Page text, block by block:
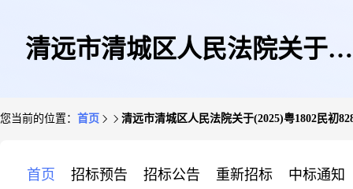
清远市清城区人民法院关于
您当前的位置： 首页 清远市清城区人民法院关于(2025)粤1802民初
首页 招标预告 招标公告 重新招标 中标通知